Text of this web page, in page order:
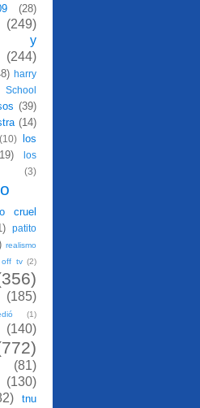
(28)
(249)
y
(244)
harry
School
(39)
(14)
(10)
los
los
(3)
cruel
patito
realismo
off tv (2)
(185)
(1)
(140)
(81)
(130)
tnu